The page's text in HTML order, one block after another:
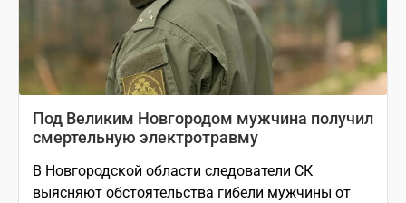
Под Великим Новгородом мужчина получил
смертельную электротравму
В Новгородской области следователи СК
выясняют обстоятельства гибели мужчины от